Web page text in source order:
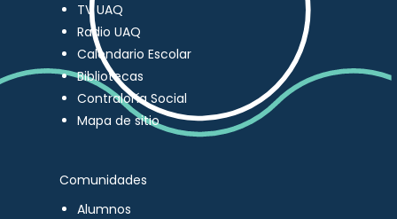
TV UAQ
Radio UAQ
Calendario Escolar
Bibliotecas
Contraloría Social
Mapa de sitio
Comunidades
Alumnos